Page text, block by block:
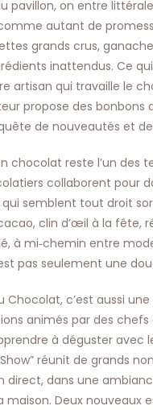
pavillon, on entre
autant de
grands crus,
inattendus. Ce
artisan qui travaille le
propose des
de nouveautés et de
chocolat reste l’un
collaborent pour
semblent tout droit
clin d’œil à la fête,
à mi‑chemin entre
pas seulement une
Chocolat, c’est aussi
animés par des
à déguster avec
Show” réunit de grands
direct, dans une
maison. Deux nouveaux